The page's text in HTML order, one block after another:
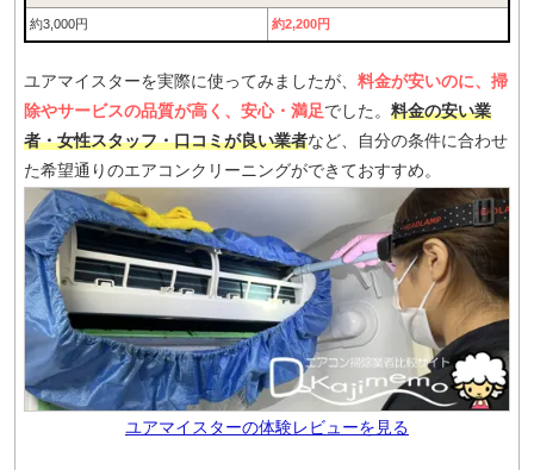
約3,000円 約2,200円
ユアマイスターを実際に使ってみましたが、 料金が安いのに、掃
除やサービスの品質が高く、安心・満足でした。 料金の安い業
者・女性スタッフ・口コミが良い業者など、自分の条件に合わせ
た希望通りのエアコンクリーニングができておすすめ。
ユアマイスターの体験レビューを見る